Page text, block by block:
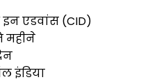
एडवांस (CID)
महीने
इंडिया